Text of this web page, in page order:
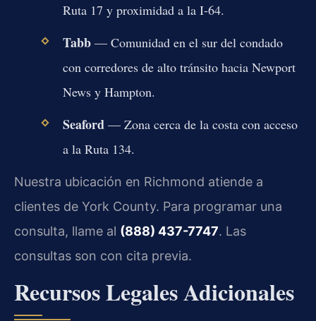
Ruta 17 y proximidad a la I-64.
Tabb— Comunidad en el sur del condado
con corredores de alto tránsito hacia Newport
News y Hampton.
Seaford— Zona cerca de la costa con acceso
a la Ruta 134.
Nuestra ubicación en Richmond atiende a
clientes de York County. Para programar una
consulta, llame al (888) 437-7747. Las
consultas son con cita previa.
Recursos Legales Adicionales